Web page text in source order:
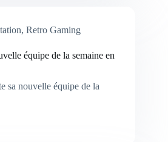
, Retro Gaming
équipe de la semaine en
sa nouvelle équipe de la